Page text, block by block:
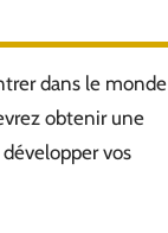
dans le monde
obtenir une
vos